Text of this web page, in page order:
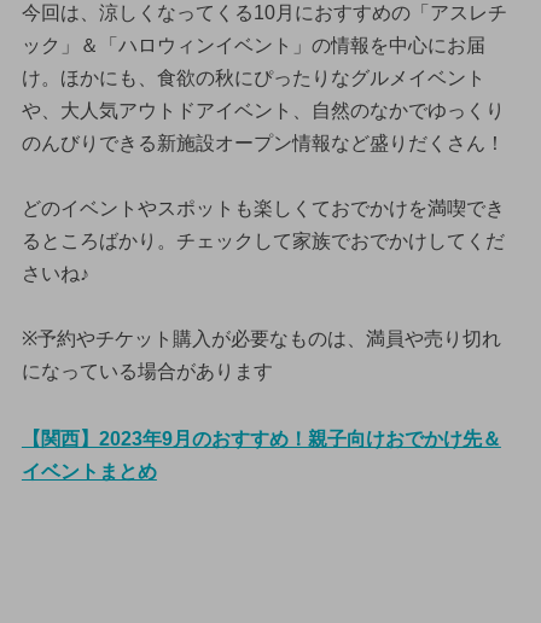
今回は、涼しくなってくる10月におすすめの「アスレチ
ック」＆「ハロウィンイベント」の情報を中心にお届
け。ほかにも、食欲の秋にぴったりなグルメイベント
や、大人気アウトドアイベント、自然のなかでゆっくり
のんびりできる新施設オープン情報など盛りだくさん！
どのイベントやスポットも楽しくておでかけを満喫でき
るところばかり。チェックして家族でおでかけしてくだ
さいね♪
※予約やチケット購入が必要なものは、満員や売り切れ
になっている場合があります
【関西】2023年9月のおすすめ！親子向けおでかけ先＆
イベントまとめ